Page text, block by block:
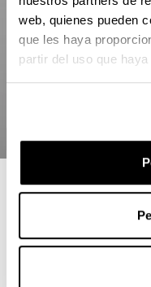
web, quienes pueden
que les haya
partir del uso que
RAZONES
(casi con el